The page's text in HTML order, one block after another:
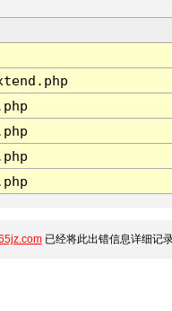
已经将此出错信息详细记